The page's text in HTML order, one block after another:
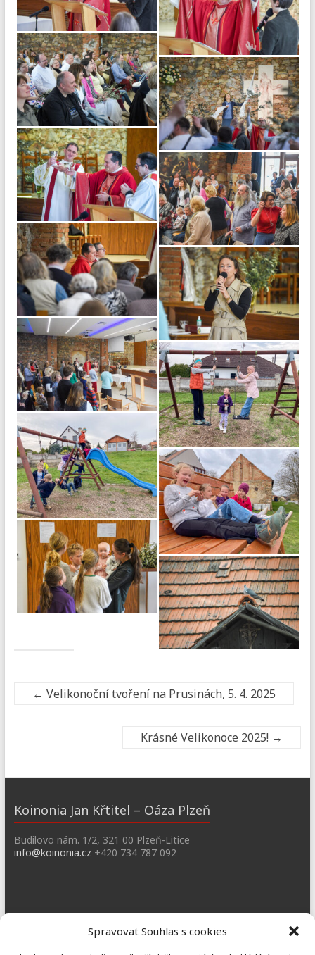
Spravovat Souhlas s cookies
← Velikonoční tvoření na Prusinách, 5. 4. 2025
Krásné Velikonoce 2025! →
Koinonia Jan Křtitel – Oáza Plzeň
Budilovo nám. 1/2, 321 00 Plzeň-Litice
info@koinonia.cz +420 734 787 092